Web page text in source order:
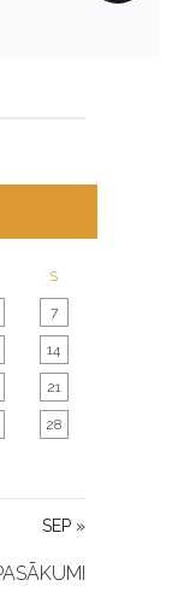
S
SEP »
7
14
21
28